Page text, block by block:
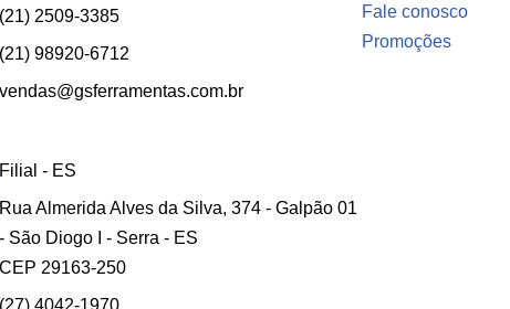
(21) 2509-3385
(21) 98920-6712
vendas@gsferramentas.com.br
Filial - ES
Rua Almerida Alves da Silva, 374 - Galpão 01
- São Diogo I - Serra - ES
CEP 29163-250
(27) 4042-1970
Fale conosco
Promoções